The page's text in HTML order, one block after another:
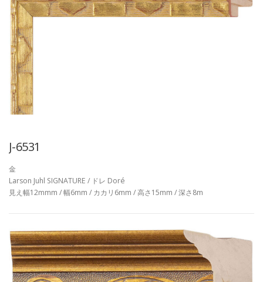
J-6531
金
Larson Juhl SIGNATURE / ドレ Doré
見え幅12mmm / 幅6mm / カカリ6mm / 高さ15mm / 深さ8m